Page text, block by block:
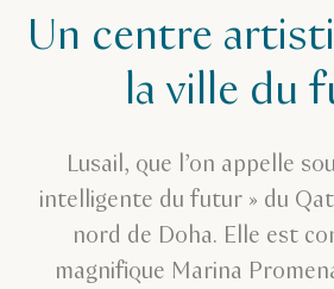
Un centre
la ville du
Lusail, que l’on appelle
intelligente du futur » du
nord de Doha. Elle est
magnifique Marina